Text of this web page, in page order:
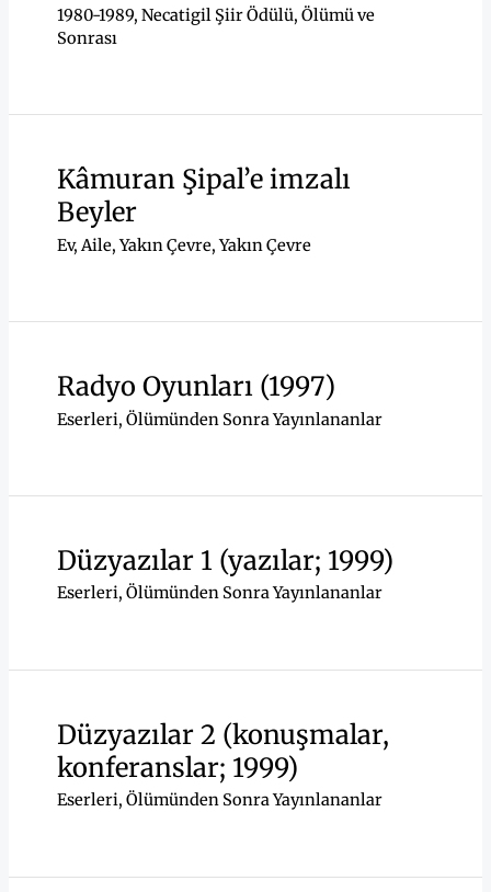
1980-1989, Necatigil Şiir Ödülü, Ölümü ve
Sonrası
Kâmuran Şipal’e imzalı
Beyler
Ev, Aile, Yakın Çevre,Yakın Çevre
Radyo Oyunları (1997)
Eserleri, Ölümünden Sonra Yayınlananlar
Düzyazılar 1 (yazılar; 1999)
Eserleri, Ölümünden Sonra Yayınlananlar
Düzyazılar 2 (konuşmalar,
konferanslar; 1999)
Eserleri, Ölümünden Sonra Yayınlananlar